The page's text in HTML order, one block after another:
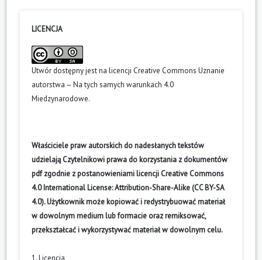
LICENCJA
Utwór dostępny jest na licencji Creative Commons Uznanie
autorstwa – Na tych samych warunkach 4.0
Miedzynarodowe.
Właściciele praw autorskich do nadesłanych tekstów
udzielają Czytelnikowi prawa do korzystania z dokumentów
pdf zgodnie z postanowieniami licencji Creative Commons
4.0 International License: Attribution-Share-Alike (CC BY-SA
4.0). Użytkownik może kopiować i redystrybuować materiał
w dowolnym medium lub formacie oraz remiksować,
przekształcać i wykorzystywać materiał w dowolnym celu.